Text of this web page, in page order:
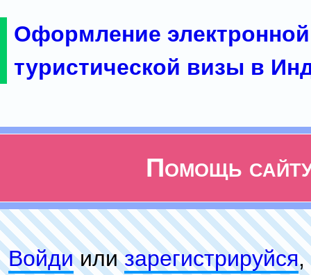
Оформление электронной
туристической визы в
Помощь
Войдиилизарeгиcтpируйся,